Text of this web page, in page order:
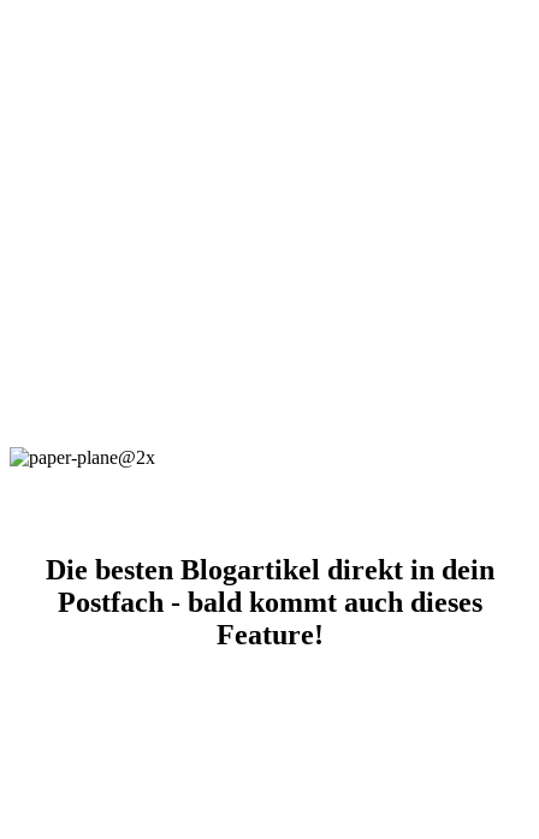
Die besten Blogartikel direkt in dein
Postfach - bald kommt auch dieses
Feature!